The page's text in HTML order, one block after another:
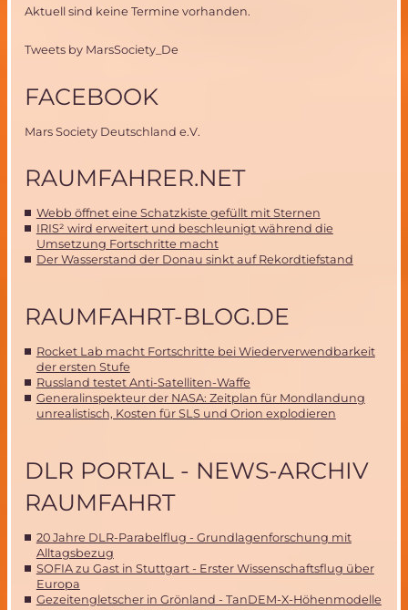
Aktuell sind keine Termine vorhanden.
Tweets by MarsSociety_De
FACEBOOK
Mars Society Deutschland e.V.
RAUMFAHRER.NET
Webb öffnet eine Schatzkiste gefüllt mit Sternen
IRIS² wird erweitert und beschleunigt während die
Umsetzung Fortschritte macht
Der Wasserstand der Donau sinkt auf Rekordtiefstand
RAUMFAHRT-BLOG.DE
Rocket Lab macht Fortschritte bei Wiederverwendbarkeit
der ersten Stufe
Russland testet Anti-Satelliten-Waffe
Generalinspekteur der NASA: Zeitplan für Mondlandung
unrealistisch, Kosten für SLS und Orion explodieren
DLR PORTAL - NEWS-ARCHIV
RAUMFAHRT
20 Jahre DLR-Parabelflug - Grundlagenforschung mit
Alltagsbezug
SOFIA zu Gast in Stuttgart - Erster Wissenschaftsflug über
Europa
Gezeitengletscher in Grönland - TanDEM-X-Höhenmodelle